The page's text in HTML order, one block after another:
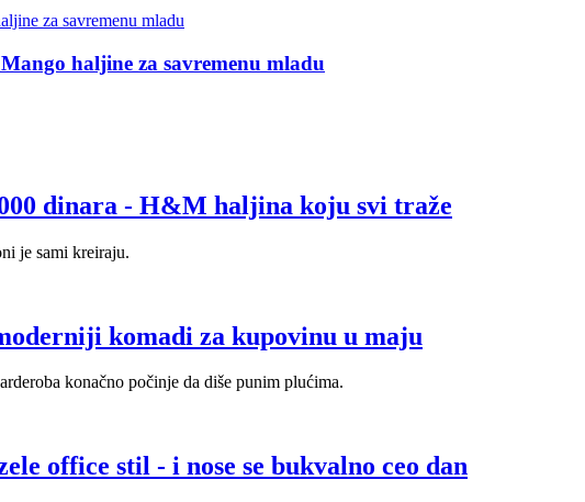
haljine za savremenu mladu
dinara - H&M haljina koju svi traže
je sami kreiraju.
komadi za kupovinu u maju
konačno počinje da diše punim plućima.
office stil - i nose se bukvalno ceo dan